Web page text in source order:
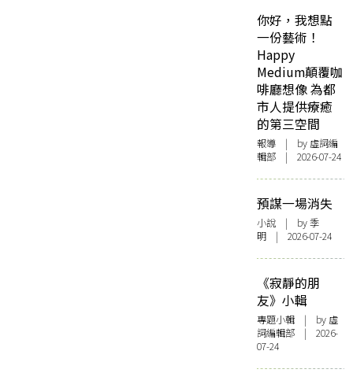
你好，我想點
一份藝術！
Happy
Medium顛覆咖
啡廳想像 為都
市人提供療癒
的第三空間
報導 | by 虛詞編
輯部 | 2026-07-24
預謀一場消失
小說 | by 季
明 | 2026-07-24
《寂靜的朋
友》小輯
專題小輯 | by 虛
詞編輯部 | 2026-
07-24